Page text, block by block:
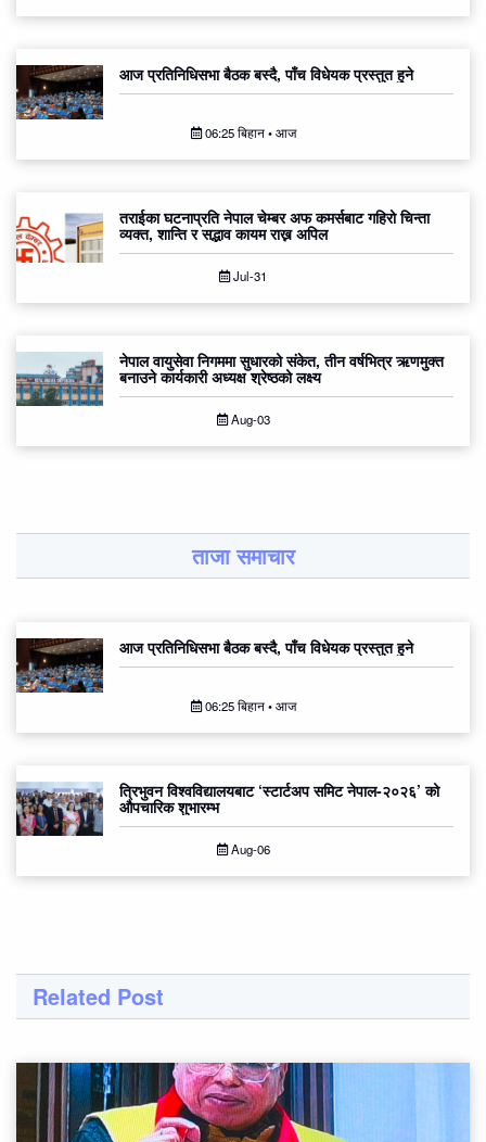
आज प्रतिनिधिसभा बैठक बस्दै, पाँच विधेयक प्रस्तुत हुने
06:25 बिहान • आज
तराईका घटनाप्रति नेपाल चेम्बर अफ कमर्सबाट गहिरो चिन्ता
व्यक्त, शान्ति र सद्भाव कायम राख्न अपिल
Jul-31
नेपाल वायुसेवा निगममा सुधारको संकेत, तीन वर्षभित्र ऋणमुक्त
बनाउने कार्यकारी अध्यक्ष श्रेष्ठको लक्ष्य
Aug-03
ताजा समाचार
आज प्रतिनिधिसभा बैठक बस्दै, पाँच विधेयक प्रस्तुत हुने
06:25 बिहान • आज
त्रिभुवन विश्वविद्यालयबाट ‘स्टार्टअप समिट नेपाल-२०२६’ को
औपचारिक शुभारम्भ
Aug-06
Related Post